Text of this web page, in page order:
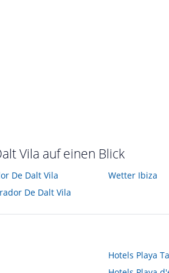
Vila auf einen Blick
De Dalt Vila
De Dalt Vila
Wetter Ibiza
Hotels Playa